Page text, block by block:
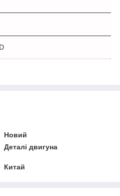
Новий
Деталі двигуна
Китай